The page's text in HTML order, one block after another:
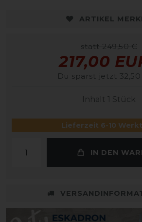
ARTIKEL
statt 249,50 €
217,00
Du sparst jetzt 32,50
Inhalt 1 Stück
Lieferzeit 6-10
IN DEN